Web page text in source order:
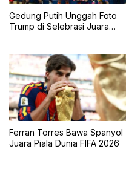
Gedung Putih Unggah Foto
Trump di Selebrasi Juara
Ferran Torres Bawa Spanyol
Juara Piala Dunia FIFA 2026